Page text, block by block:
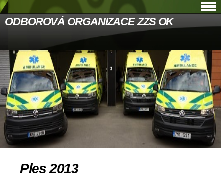
ODBOROVÁ ORGANIZACE ZZS OK
Ples 2013